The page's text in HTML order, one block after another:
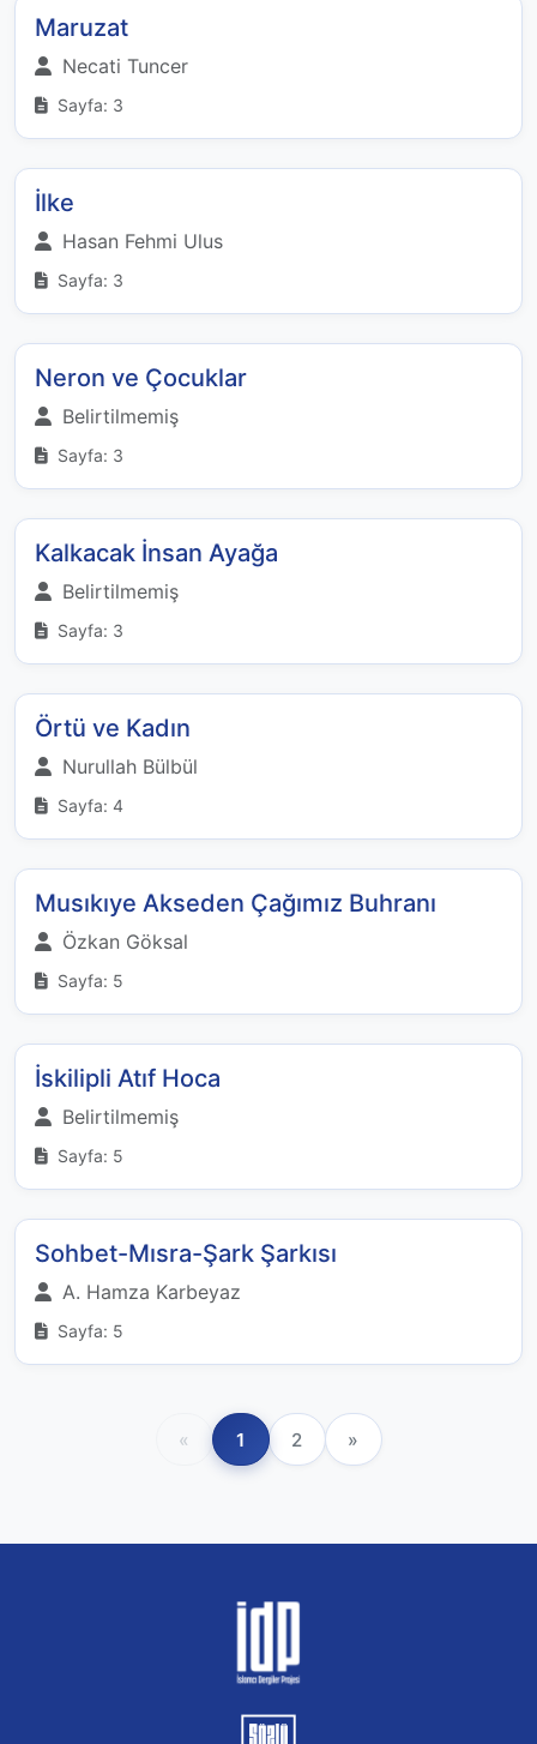
Maruzat
Necati Tuncer
Sayfa: 3
İlke
Hasan Fehmi Ulus
Sayfa: 3
Neron ve Çocuklar
Belirtilmemiş
Sayfa: 3
Kalkacak İnsan Ayağa
Belirtilmemiş
Sayfa: 3
Örtü ve Kadın
Nurullah Bülbül
Sayfa: 4
Musıkıye Akseden Çağımız Buhranı
Özkan Göksal
Sayfa: 5
İskilipli Atıf Hoca
Belirtilmemiş
Sayfa: 5
Sohbet-Mısra-Şark Şarkısı
A. Hamza Karbeyaz
Sayfa: 5
« 1 2 »